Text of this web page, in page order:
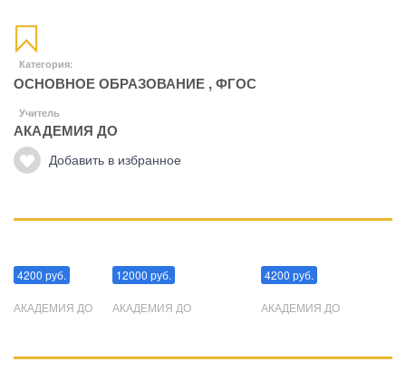
Категория:
ОСНОВНОЕ ОБРАЗОВАНИЕ ,ФГОС
Учитель
АКАДЕМИЯ ДО
Добавить в избранное
4200 руб.
АКАДЕМИЯ ДО
12000 руб.
АКАДЕМИЯ ДО
4200 руб.
АКАДЕМИЯ ДО